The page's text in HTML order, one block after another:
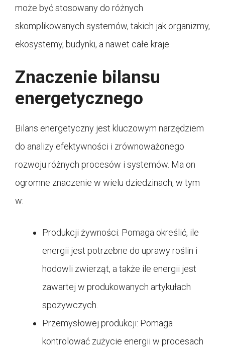
może być stosowany do różnych
skomplikowanych systemów, takich jak organizmy,
ekosystemy, budynki, a nawet całe kraje.
Znaczenie bilansu
energetycznego
Bilans energetyczny jest kluczowym narzędziem
do analizy efektywności i zrównoważonego
rozwoju różnych procesów i systemów. Ma on
ogromne znaczenie w wielu dziedzinach, w tym
w:
Produkcji żywności: Pomaga określić, ile
energii jest potrzebne do uprawy roślin i
hodowli zwierząt, a także ile energii jest
zawartej w produkowanych artykułach
spożywczych.
Przemysłowej produkcji: Pomaga
kontrolować zużycie energii w procesach